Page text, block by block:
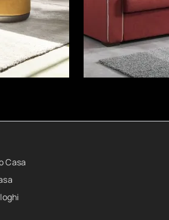
Casa